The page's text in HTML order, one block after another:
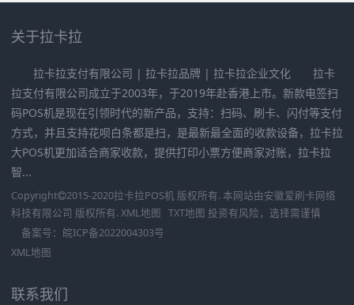
关于拉卡拉
拉卡拉支付有限公司 | 拉卡拉品牌 | 拉卡拉企业文化 拉卡
拉支付有限公司成立于2003年，于2019年赴香港上市。新款电签扫
码POS机是现在引领时代的新产品，支持：扫码、刷卡、闪付等支付
方式，并且支持花呗白条都是扫，是最新最全面的收款设备，拉卡拉
大POS机更加适合商家收款，提供打印小票方便商家对账，拉卡拉
智...
Copyright 2015-2020拉卡拉POS机 版权所有. 本网站由安徽爱刷卡网络
科技有限公司 版权所有. XML地图 TXT地图 投资有风险，选择需谨慎
备案号： 皖ICP备2022004303号
XML地图
联系我们